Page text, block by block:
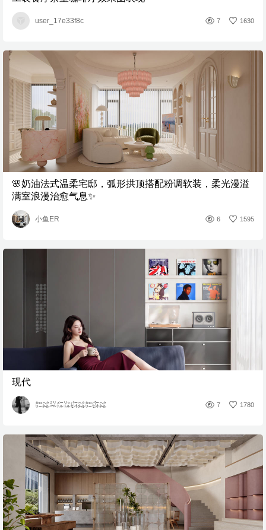
user_17e33f8c 7 1630
🌸奶油法式温柔宅邸，弧形拱顶搭配粉调软装，柔光漫溢
满室浪漫治愈气息✨
小鱼ER 6 1595
现代
㌍㌶㍊㍍㍑㌫㌶㌍㌫㌶ 7 1780